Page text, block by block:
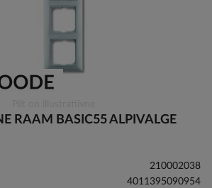
RAAM BASIC55 ALPIVALGE
210002038
4011395090954